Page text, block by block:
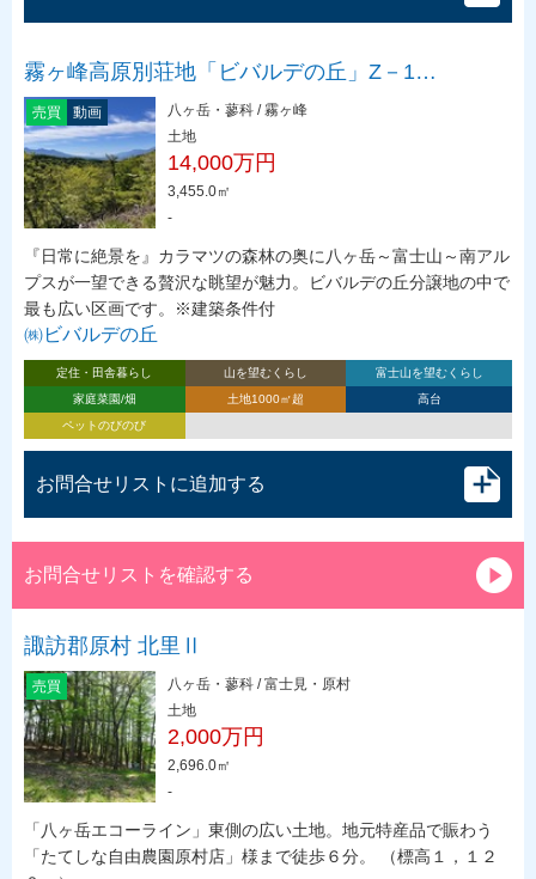
霧ヶ峰高原別荘地「ビバルデの丘」Z－1…
売買 動画
八ヶ岳・蓼科 / 霧ヶ峰
土地
14,000万円
3,455.0㎡
-
『日常に絶景を』カラマツの森林の奥に八ヶ岳～富士山～南アル
プスが一望できる贅沢な眺望が魅力。ビバルデの丘分譲地の中で
最も広い区画です。※建築条件付
㈱ビバルデの丘
定住・田舎暮らし 山を望むくらし
富士山を望むくらし
家庭菜園/畑
土地1000㎡超
高台
ペットのびのび
お問合せリストに追加する
お問合せリストを確認する
諏訪郡原村 北里Ⅱ
売買
八ヶ岳・蓼科 / 富士見・原村
土地
2,000万円
2,696.0㎡
-
「八ヶ岳エコーライン」東側の広い土地。地元特産品で賑わう
「たてしな自由農園原村店」様まで徒歩６分。 （標高１，１２